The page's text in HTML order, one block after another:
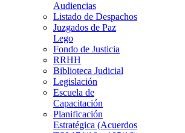
Audiencias
Listado de Despachos
Juzgados de Paz
Lego
Fondo de Justicia
RRHH
Biblioteca Judicial
Legislación
Escuela de
Capacitación
Planificación
Estratégica (Acuerdos